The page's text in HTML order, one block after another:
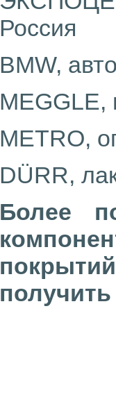
Россия
BMW,
MEGGLE,
METRO,
DÜRR,
Более